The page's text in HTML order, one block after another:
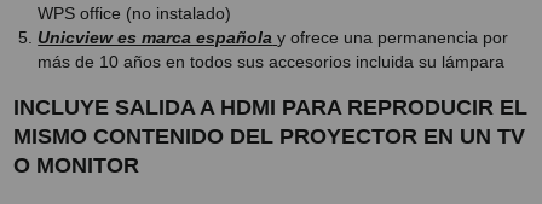
WPS office (no instalado)
Unicview es marca española y ofrece una permanencia por
más de 10 años en todos sus accesorios incluida su lámpara
INCLUYE SALIDA A HDMI PARA REPRODUCIR EL
MISMO CONTENIDO DEL PROYECTOR EN UN TV
O MONITOR